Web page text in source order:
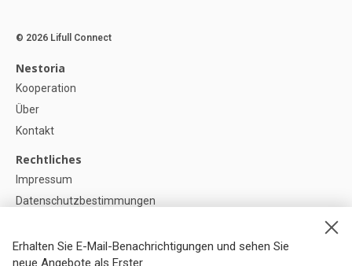
Erhalten Sie E-Mail-Benachrichtigungen und sehen Sie
neue Angebote als Erster
© 2026 Lifull Connect
Nestoria
Kooperation
Über
Kontakt
Rechtliches
Impressum
Datenschutzbestimmungen
Cookie-Einstellunge